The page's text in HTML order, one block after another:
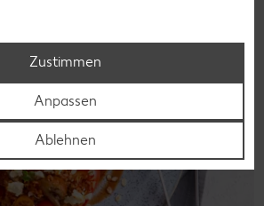
Zustimmen
Anpassen
Ablehnen